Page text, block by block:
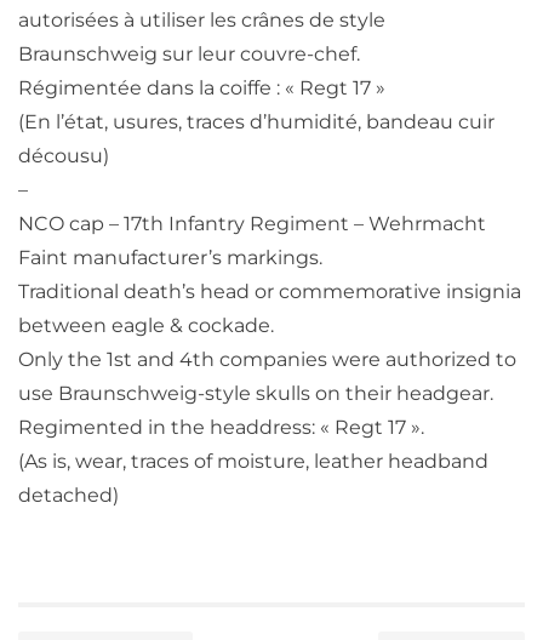
autorisées à utiliser les crânes de style
Braunschweig sur leur couvre-chef.
Régimentée dans la coiffe : « Regt 17 »
(En l’état, usures, traces d’humidité, bandeau cuir
décousu)
–
NCO cap – 17th Infantry Regiment – Wehrmacht
Faint manufacturer’s markings.
Traditional death’s head or commemorative insignia
between eagle & cockade.
Only the 1st and 4th companies were authorized to
use Braunschweig-style skulls on their headgear.
Regimented in the headdress: « Regt 17 ».
(As is, wear, traces of moisture, leather headband
detached)